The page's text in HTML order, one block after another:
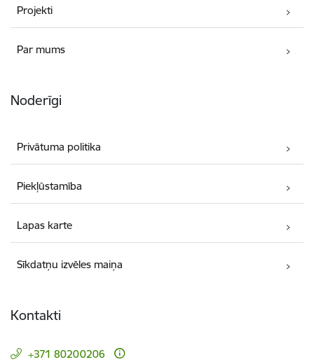
Projekti
Par mums
Noderīgi
Privātuma politika
Piekļūstamība
Lapas karte
Sīkdatņu izvēles maiņa
Kontakti
+371 80200206